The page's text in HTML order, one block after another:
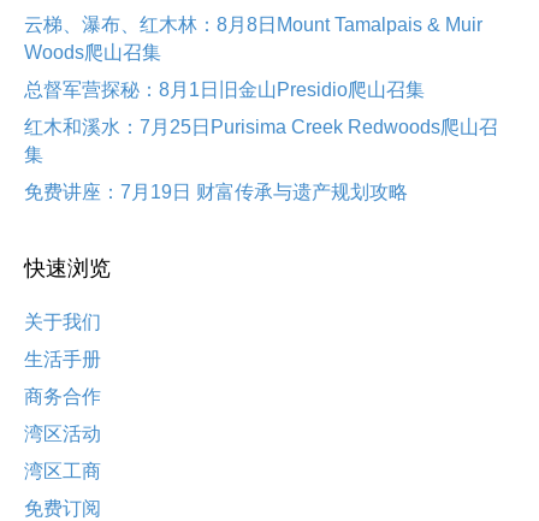
云梯、瀑布、红木林：8月8日Mount Tamalpais & Muir
Woods爬山召集
总督军营探秘：8月1日旧金山Presidio爬山召集
红木和溪水：7月25日Purisima Creek Redwoods爬山召
集
免费讲座：7月19日 财富传承与遗产规划攻略
快速浏览
关于我们
生活手册
商务合作
湾区活动
湾区工商
免费订阅